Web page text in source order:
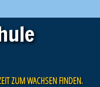
ZUM WACHSEN FINDEN.